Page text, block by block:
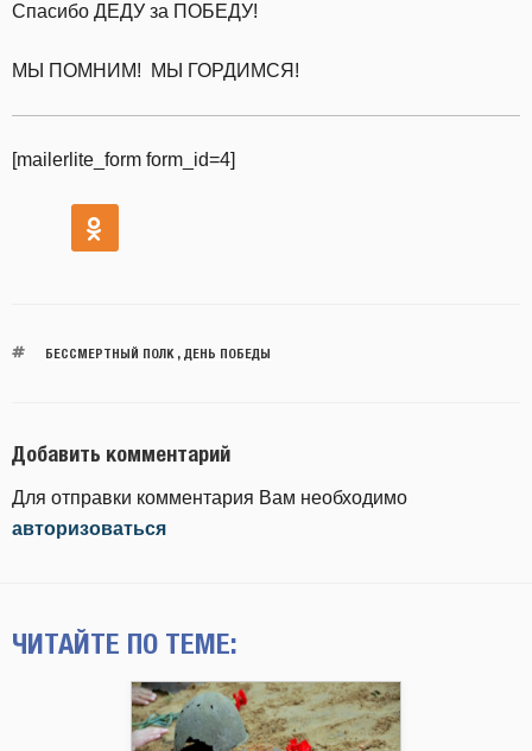
Спасибо ДЕДУ за ПОБЕДУ!
МЫ ПОМНИМ! МЫ ГОРДИМСЯ!
[mailerlite_form form_id=4]
БЕССМЕРТНЫЙ ПОЛК, ДЕНЬ ПОБЕДЫ
Добавить комментарий
Для отправки комментария Вам необходимо
авторизоваться
ЧИТАЙТЕ ПО ТЕМЕ: